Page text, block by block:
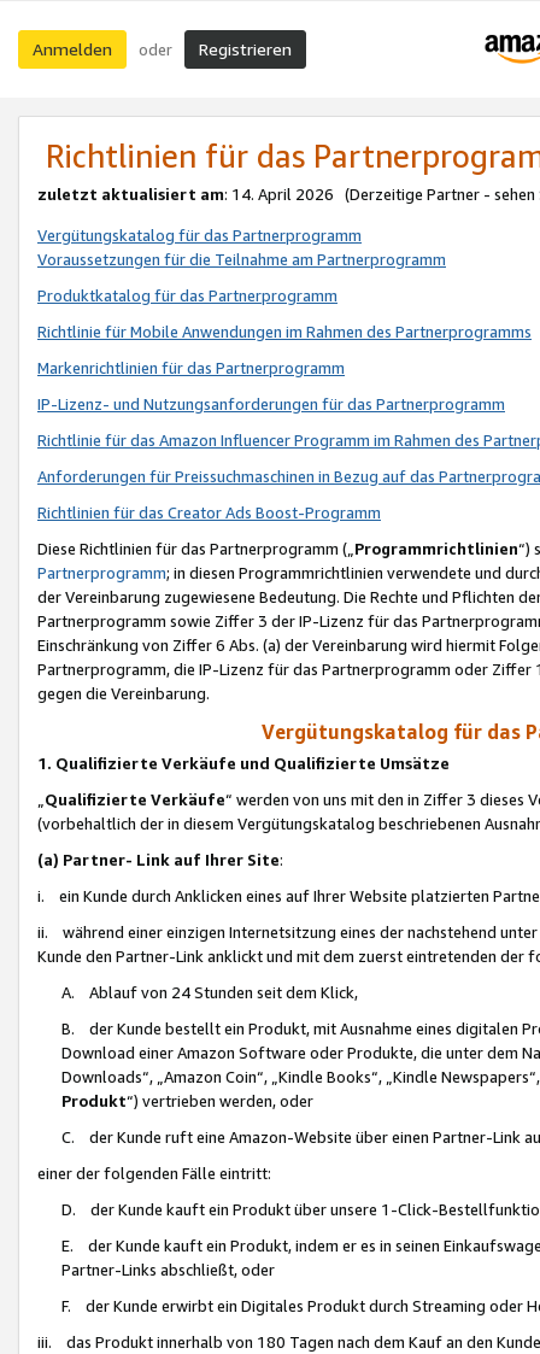
Anmelden oder Registrieren
Richtlinien für das
zuletzt aktualisiert am: 14. April 2026 (Derzeitige Partner - sehen
Vergütungskatalog für das Partnerprogramm
Voraussetzungen für die Teilnahme am Partnerprogramm
Produktkatalog für das Partnerprogramm
Richtlinie für Mobile Anwendungen im Rahmen des Partnerprogramms
Markenrichtlinien für das Partnerprogramm
IP-Lizenz- und Nutzungsanforderungen für das Partnerprogramm
Richtlinie für das Amazon Influencer Programm im Rahmen des
Anforderungen für Preissuchmaschinen in Bezug auf das
Richtlinien für das Creator Ads Boost-Programm
Diese Richtlinien für das Partnerprogramm („Programmrichtlinien“)
Partnerprogramm; in diesen Programmrichtlinien verwendete und
der Vereinbarung zugewiesene Bedeutung. Die Rechte und Pflichten
Partnerprogramm sowie Ziffer 3 der IP-Lizenz für das
Einschränkung von Ziffer 6 Abs. (a) der Vereinbarung wird hiermit
Partnerprogramm, die IP-Lizenz für das Partnerprogramm oder
gegen die Vereinbarung.
Vergütungskatalog für das
1. Qualifizierte Verkäufe und Qualifizierte Umsätze
Qualifizierte Verkäufe“ werden von uns mit den in Ziffer 3
(vorbehaltlich der in diesem Vergütungskatalog beschriebenen
(a) Partner- Link auf Ihrer Site:
i. ein Kunde durch Anklicken eines auf Ihrer Website platzierten
ii. während einer einzigen Internetsitzung eines der nachstehend
Kunde den Partner-Link anklickt und mit dem zuerst eintretenden der
A. Ablauf von 24 Stunden seit dem Klick,
B. der Kunde bestellt ein Produkt, mit Ausnahme eines digitalen
Download einer Amazon Software oder Produkte, die unter dem
Downloads“, „Amazon Coin“, „Kindle Books“, „Kindle
Produkt“) vertrieben werden, oder
C. der Kunde ruft eine Amazon-Website über einen Partner-Link
einer der folgenden Fälle eintritt:
D. der Kunde kauft ein Produkt über unsere 1-Click-
E. der Kunde kauft ein Produkt, indem er es in seinen
Partner-Links abschließt, oder
F. der Kunde erwirbt ein Digitales Produkt durch Streaming oder
iii. das Produkt innerhalb von 180 Tagen nach dem Kauf an den